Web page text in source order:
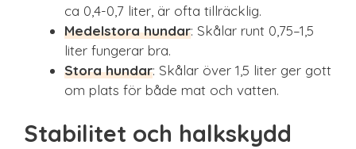
ca 0,4-0,7 liter, är ofta tillräcklig.
Medelstora hundar: Skålar runt 0,75–1,5
liter fungerar bra.
Stora hundar: Skålar över 1,5 liter ger gott
om plats för både mat och vatten.
Stabilitet och halkskydd